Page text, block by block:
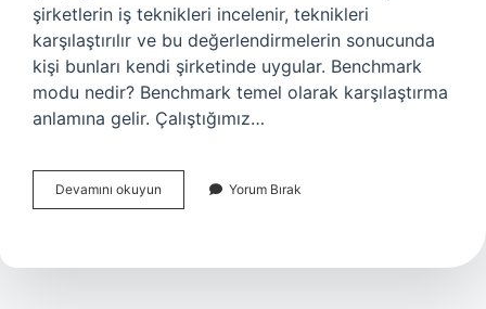
şirketlerin iş teknikleri incelenir, teknikleri
karşılaştırılır ve bu değerlendirmelerin sonucunda
kişi bunları kendi şirketinde uygular. Benchmark
modu nedir? Benchmark temel olarak karşılaştırma
anlamına gelir. Çalıştığımız…
Devamını okuyun Benchmark
Nedir
Yorum Bırak